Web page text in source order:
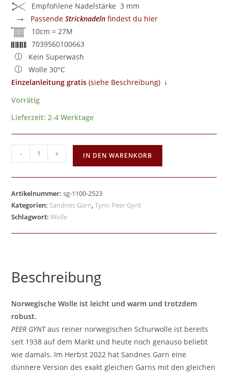
Empfohlene Nadelstärke 3 mm
→ PassendeStricknadeln findest du hier
10cm = 27M
7039560100663
Kein Superwash
Wolle 30°C
Einzelanleitung gratis ​ (siehe Beschreibung) ↓
Vorrätig
Lieferzeit:2-4 Werktage
- + IN DEN WARENKORB
Artikelnummer:sg-1100-2523
Kategorien: Sandnes Garn,Tynn Peer Gynt
Schlagwort:Wolle
Beschreibung
Norwegische Wolle ist leicht und warm und trotzdem
robust.
PEER GYNTaus reiner norwegischen Schurwolle ist bereits
seit 1938 auf dem Markt und heute noch genauso beliebt
wie damals. Im Herbst 2022 hat Sandnes Garn eine
dünnere Version des exakt gleichen Garns mit den gleichen